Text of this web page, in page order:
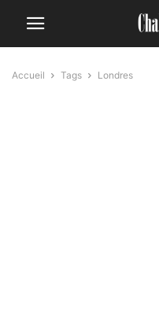
Accueil Tags Londres